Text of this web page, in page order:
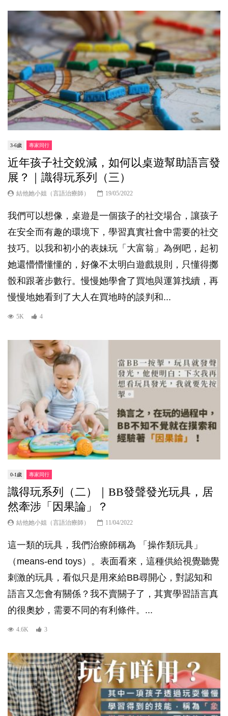
3-6歲 專家同行
近年孩子社交銳減，如何以桌遊幫助語言發
展？｜識得玩系列（三）
結他她小姐（言語治療師） 19/05/2022
我們可以想像，桌遊是一個孩子的社交場合，讓孩子
在安全而有趣的環境下，學習真實社會中需要的社交
技巧。以我和初小的表妹玩「大富翁」為例吧，起初
她還懵懵懂懂的，好像不太明白遊戲規則，只懂得擲
骰和跟著步數行。慢慢她學會了買地與運算找續，再
慢慢地她看到了大人在買地時的談判和...
5K 4
0-1歲 專家同行
識得玩系列（二）｜BB發聲發光玩具，居
然牽涉「因果論」？
結他她小姐（言語治療師） 11/04/2022
這一類的玩具，我們治療師稱為 「操作類玩具」
（means-end toys）。表面看來，這種供給視覺聽覺
刺激的玩具，看似只是用來給BB尋開心，對認知和
語言又怎會有關係？我不賣關子了，其實學習語言真
的很奧妙，需要不同的有利條件。...
4.6K 3